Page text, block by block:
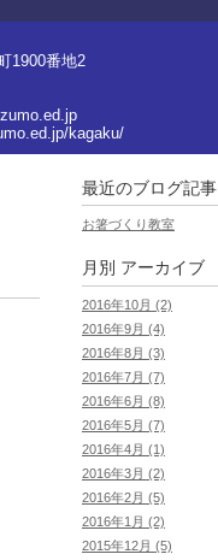
1900番地2
kagaku/
最近のブログ記事
お箸づくり教室
月別 アーカイブ
2016年10月 (2)
2016年9月 (4)
2016年8月 (3)
2016年7月 (7)
2016年6月 (8)
2016年5月 (7)
2016年4月 (1)
2016年3月 (2)
2016年2月 (5)
2016年1月 (2)
2015年12月 (5)